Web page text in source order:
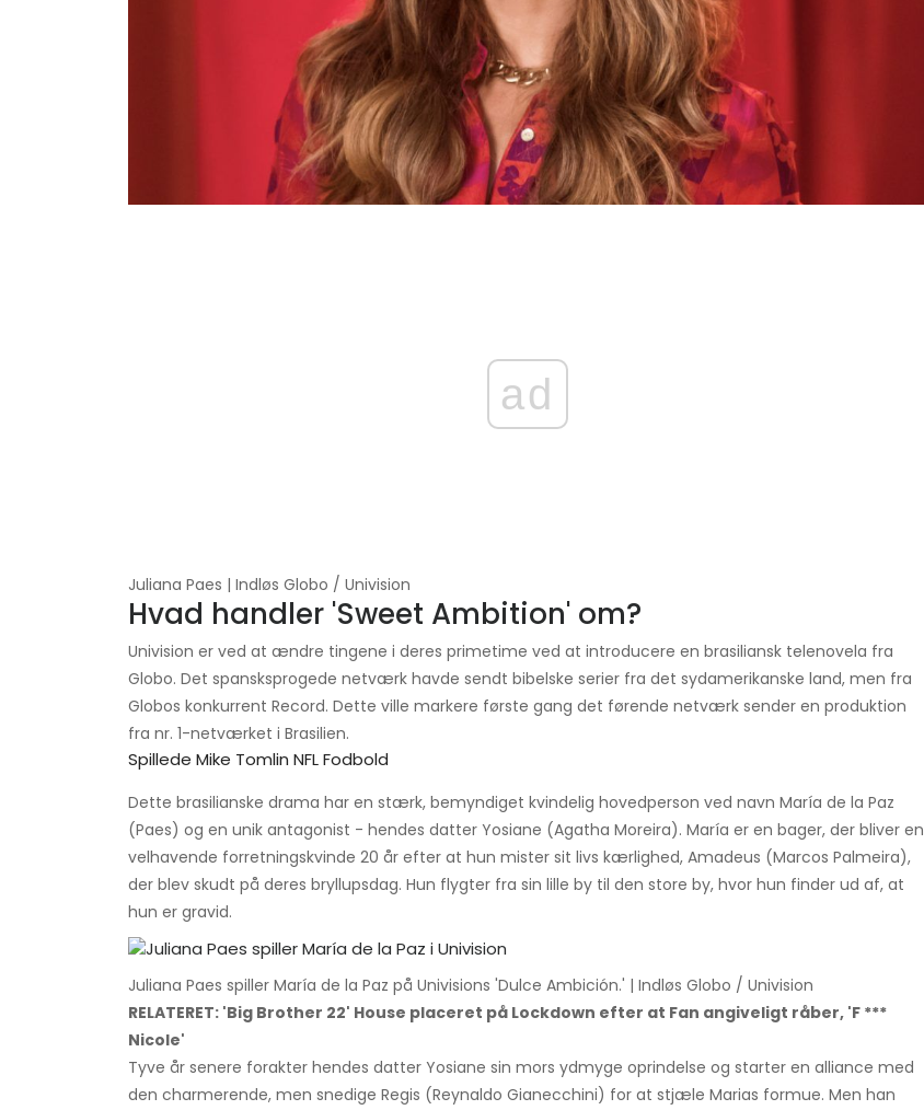
ad
Juliana Paes | Indløs Globo / Univision
Hvad handler 'Sweet Ambition' om?
Univision er ved at ændre tingene i deres primetime ved at introducere en brasiliansk telenovela fra
Globo. Det spansksprogede netværk havde sendt bibelske serier fra det sydamerikanske land, men fra
Globos konkurrent Record. Dette ville markere første gang det førende netværk sender en produktion
fra nr. 1-netværket i Brasilien.
Spillede Mike Tomlin NFL Fodbold
Dette brasilianske drama har en stærk, bemyndiget kvindelig hovedperson ved navn María de la Paz
(Paes) og en unik antagonist - hendes datter Yosiane (Agatha Moreira). María er en bager, der bliver en
velhavende forretningskvinde 20 år efter at hun mister sit livs kærlighed, Amadeus (Marcos Palmeira),
der blev skudt på deres bryllupsdag. Hun flygter fra sin lille by til den store by, hvor hun finder ud af, at
hun er gravid.
Juliana Paes spiller María de la Paz på Univisions 'Dulce Ambición.' | Indløs Globo / Univision
RELATERET: 'Big Brother 22' House placeret på Lockdown efter at Fan angiveligt råber, 'F ***
Nicole'
Tyve år senere forakter hendes datter Yosiane sin mors ydmyge oprindelse og starter en alliance med
den charmerende, men snedige Regis (Reynaldo Gianecchini) for at stjæle Marias formue. Men han